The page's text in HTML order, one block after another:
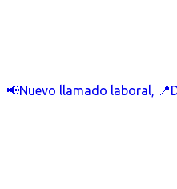
📢Nuevo llamado laboral,